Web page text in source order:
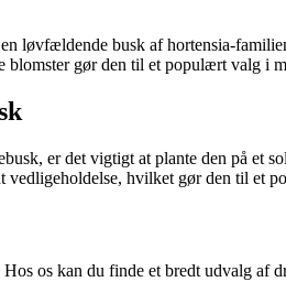
løvfældende busk af hortensia-
gør den til et populært valg i
er det vigtigt at plante den på et
hvilket gør den til et
os kan du finde et bredt udvalg